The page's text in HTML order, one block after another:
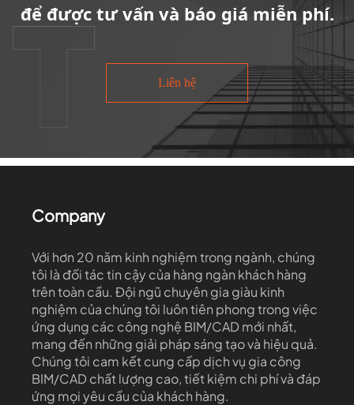
để được tư vấn và báo giá miễn phí.
Liên hệ
Company
Với hơn 20 năm kinh nghiệm trong ngành, chúng
tôi là đối tác tin cậy của hàng ngàn khách hàng
trên toàn cầu. Đội ngũ chuyên gia giàu kinh
nghiệm của chúng tôi luôn tiên phong trong việc
ứng dụng các công nghệ BIM/CAD mới nhất,
mang đến những giải pháp sáng tạo và hiệu quả.
Chúng tôi cam kết cung cấp dịch vụ gia công
BIM/CAD chất lượng cao, tiết kiệm chi phí và đáp
ứng mọi yêu cầu của khách hàng.